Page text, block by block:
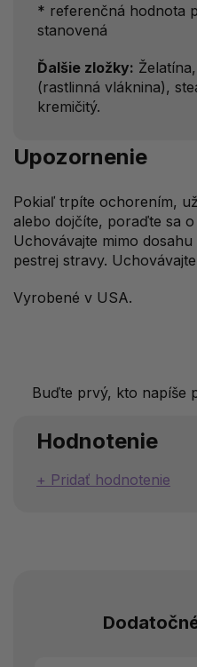
* referenčná hodnota
stanovená
Ďalšie zložky:
(rastlinná vláknina),
kremičitý.
Upozornenie
Pokiaľ trpíte ochorením,
alebo dojčíte, poraďte sa
Uchovávajte mimo
pestrej stravy.
Vyrobené v USA.
Buďte prvý, kto napíše
Hodnotenie
Pridať hodnotenie